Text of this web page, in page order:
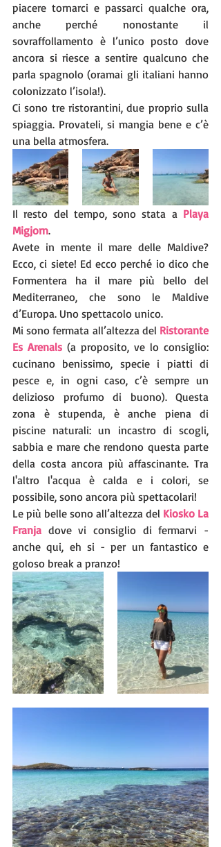
piacere tornarci e passarci qualche ora,
anche perché nonostante il
sovraffollamento è l’unico posto dove
ancora si riesce a sentire qualcuno che
parla spagnolo (oramai gli italiani hanno
colonizzato l’isola!).
Ci sono tre ristorantini, due proprio sulla
spiaggia. Provateli, si mangia bene e c’è
una bella atmosfera.
Il resto del tempo, sono stata a Playa
Migjorn.
Avete in mente il mare delle Maldive?
Ecco, ci siete! Ed ecco perché io dico che
Formentera ha il mare più bello del
Mediterraneo, che sono le Maldive
d’Europa. Uno spettacolo unico.
Mi sono fermata all’altezza del Ristorante
Es Arenals (a proposito, ve lo consiglio:
cucinano benissimo, specie i piatti di
pesce e, in ogni caso, c’è sempre un
delizioso profumo di buono). Questa
zona è stupenda, è anche piena di
piscine naturali: un incastro di scogli,
sabbia e mare che rendono questa parte
della costa ancora più affascinante. Tra
l'altro l'acqua è calda e i colori, se
possibile, sono ancora più spettacolari!
Le più belle sono all’altezza del Kiosko La
Franja dove vi consiglio di fermarvi -
anche qui, eh si - per un fantastico e
goloso break a pranzo!